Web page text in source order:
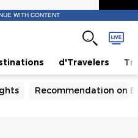
WITH CONTENT
d'Travelers
Recommendation on